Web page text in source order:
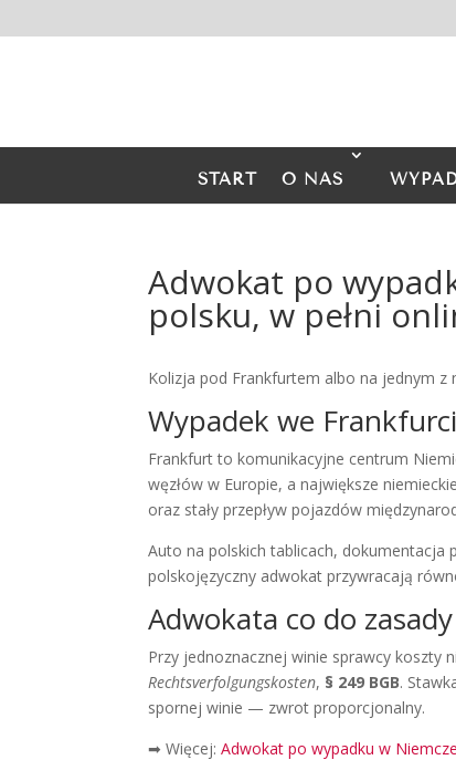
START O NAS
Adwokat po
polsku, w pełni
Kolizja pod Frankfurtem albo na jednym z
Wypadek we
Frankfurt to komunikacyjne centrum
węzłów w Europie, a największe
oraz stały przepływ pojazdów
Auto na polskich tablicach,
polskojęzyczny adwokat przywracają
Adwokata co do
Przy jednoznacznej winie sprawcy koszty
Rechtsverfolgungskosten, § 249 BGB.
spornej winie — zwrot proporcjonalny.
➡ Więcej:Adwokat po wypadku w